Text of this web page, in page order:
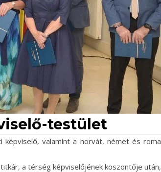
testület
valamint a horvát, német és roma
a térség képviselőjének köszöntője után,